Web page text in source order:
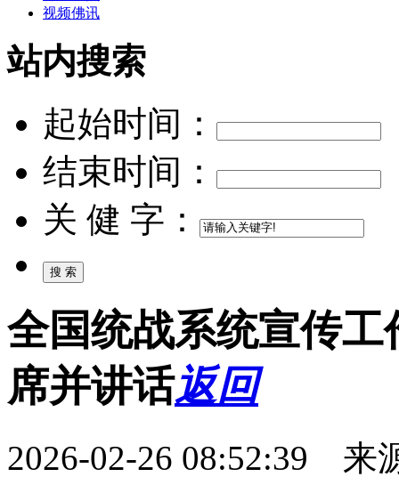
视频佛讯
站内搜索
起始时间：
结束时间：
关 健 字：
全国统战系统宣传
席并讲话返回
2026-02-26 08:52:39